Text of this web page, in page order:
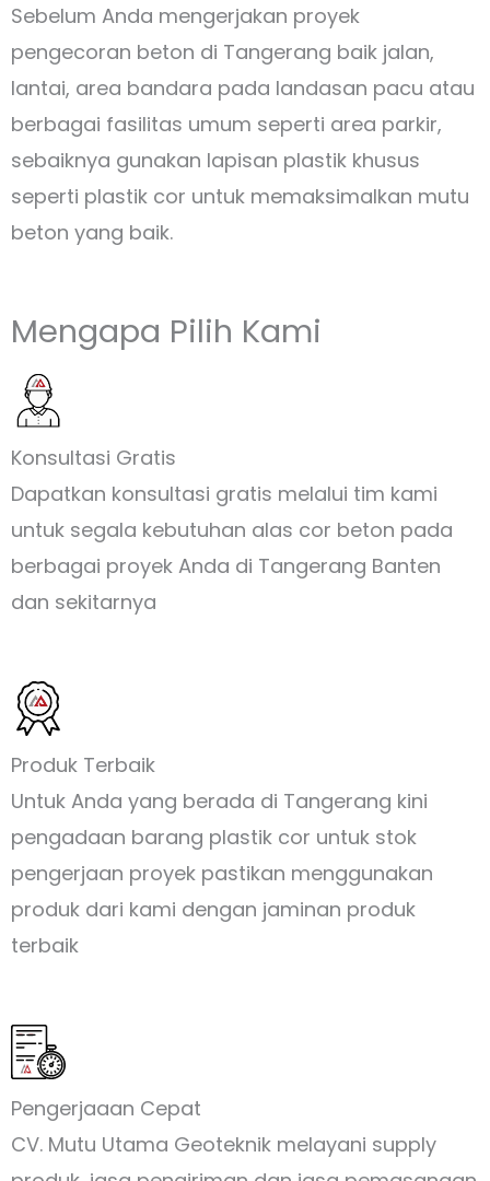
Sebelum Anda mengerjakan proyek
pengecoran beton di Tangerang baik jalan,
lantai, area bandara pada landasan pacu atau
berbagai fasilitas umum seperti area parkir,
sebaiknya gunakan lapisan plastik khusus
seperti plastik cor untuk memaksimalkan mutu
beton yang baik.
Mengapa Pilih Kami
Konsultasi Gratis
Dapatkan konsultasi gratis melalui tim kami
untuk segala kebutuhan alas cor beton pada
berbagai proyek Anda di Tangerang Banten
dan sekitarnya
Produk Terbaik
Untuk Anda yang berada di Tangerang kini
pengadaan barang plastik cor untuk stok
pengerjaan proyek pastikan menggunakan
produk dari kami dengan jaminan produk
terbaik
Pengerjaaan Cepat
CV. Mutu Utama Geoteknik melayani supply